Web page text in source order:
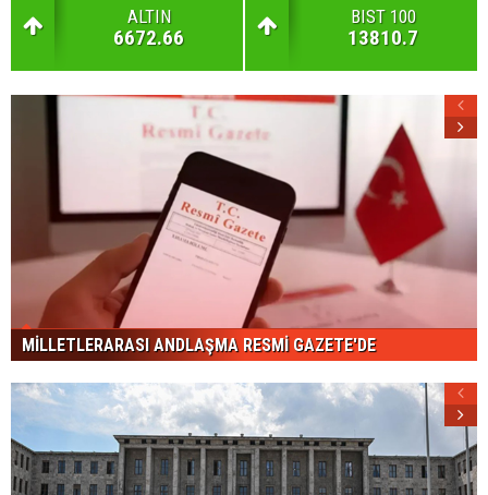
ALTIN
6672.66
BIST 100
13810.7
MİLLETLERARASI ANDLAŞMA RESMİ GAZETE'DE